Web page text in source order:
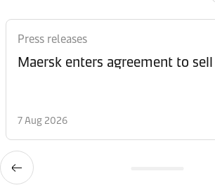
Press releases
Maersk enters agreement to
7 Aug 2026